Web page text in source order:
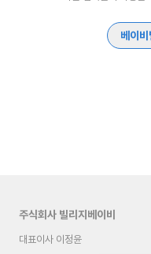
베이비
주식회사 빌리지베이비
대표이사 이정윤